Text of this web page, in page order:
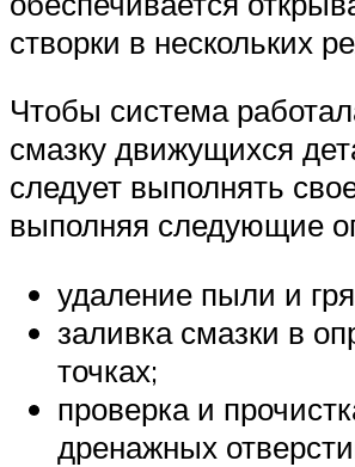
створки в нескольких
Чтобы система
смазку движущихся
следует выполнять
выполняя следующие
удаление пыли и
заливка смазки в
точках;
проверка и
дренажных